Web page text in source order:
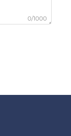
0/1000